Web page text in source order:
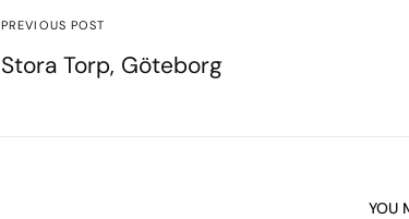
PREVIOUS POST
Stora Torp, Göteborg
YOU